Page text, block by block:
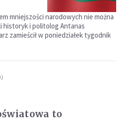
mniejszości narodowych nie można
historyk i politolog Antanas
zamieścił w poniedziałek tygodnik
to